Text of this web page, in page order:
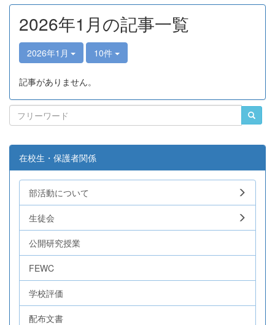
2026年1月の記事一覧
2026年1月 10件
記事がありません。
在校生・保護者関係
部活動について
生徒会
公開研究授業
FEWC
学校評価
配布文書